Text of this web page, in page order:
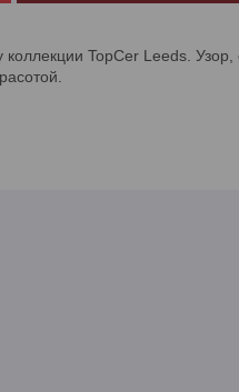
коллекции TopCer Leeds.